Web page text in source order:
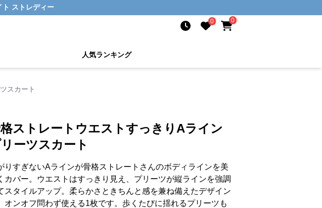
ト ストレディー
0 0
人気ランキング
スカート
ストレートウエストすっきりAライン
ーツスカート
りすぎないAラインが骨格ストレートさんのボディラインを美
カバー。ウエストはすっきり見え、プリーツが縦ラインを強調
スタイルアップ。柔らかさときちんと感を兼ね備えたデザイン
オンオフ問わず使える1枚です。歩くたびに揺れるプリーツも